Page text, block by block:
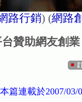
路行銷) (網路
贊助網友創業
本篇連載於2007/03/